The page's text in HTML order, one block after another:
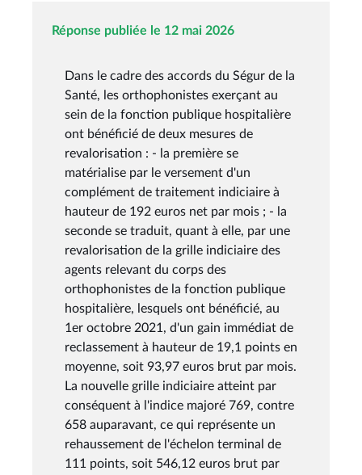
Réponse publiée le 12 mai 2026
Dans le cadre des accords du Ségur de la
Santé, les orthophonistes exerçant au
sein de la fonction publique hospitalière
ont bénéficié de deux mesures de
revalorisation : - la première se
matérialise par le versement d'un
complément de traitement indiciaire à
hauteur de 192 euros net par mois ; - la
seconde se traduit, quant à elle, par une
revalorisation de la grille indiciaire des
agents relevant du corps des
orthophonistes de la fonction publique
hospitalière, lesquels ont bénéficié, au
1er octobre 2021, d'un gain immédiat de
reclassement à hauteur de 19,1 points en
moyenne, soit 93,97 euros brut par mois.
La nouvelle grille indiciaire atteint par
conséquent à l'indice majoré 769, contre
658 auparavant, ce qui représente un
rehaussement de l'échelon terminal de
111 points, soit 546,12 euros brut par